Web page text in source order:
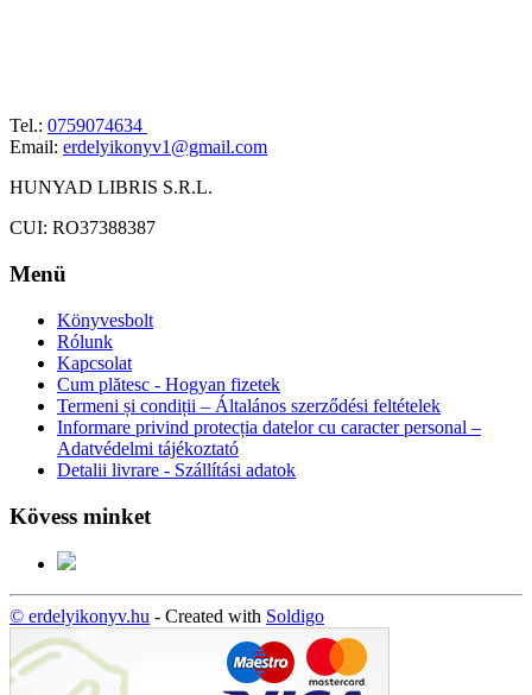
Tel.: 0759074634
Email: erdelyikonyv1@gmail.com
HUNYAD LIBRIS S.R.L.
CUI: RO37388387
Menü
Könyvesbolt
Rólunk
Kapcsolat
Cum plătesc - Hogyan fizetek
Termeni și condiții – Általános szerződési feltételek
Informare privind protecția datelor cu caracter personal –
Adatvédelmi tájékoztató
Detalii livrare - Szállítási adatok
Kövess minket
© erdelyikonyv.hu - Created with Soldigo